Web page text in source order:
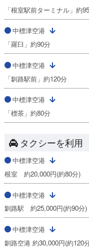
「根室駅前ターミナル」約
中標津空港
「羅臼」約90分
中標津空港
「釧路駅前」約120分
中標津空港
「標茶」約80分
タクシーを利用
中標津空港
根室 約20,000円(約80分)
中標津空港
釧路駅 約25,000円(約90分)
中標津空港
釧路空港 約30,000円(約120